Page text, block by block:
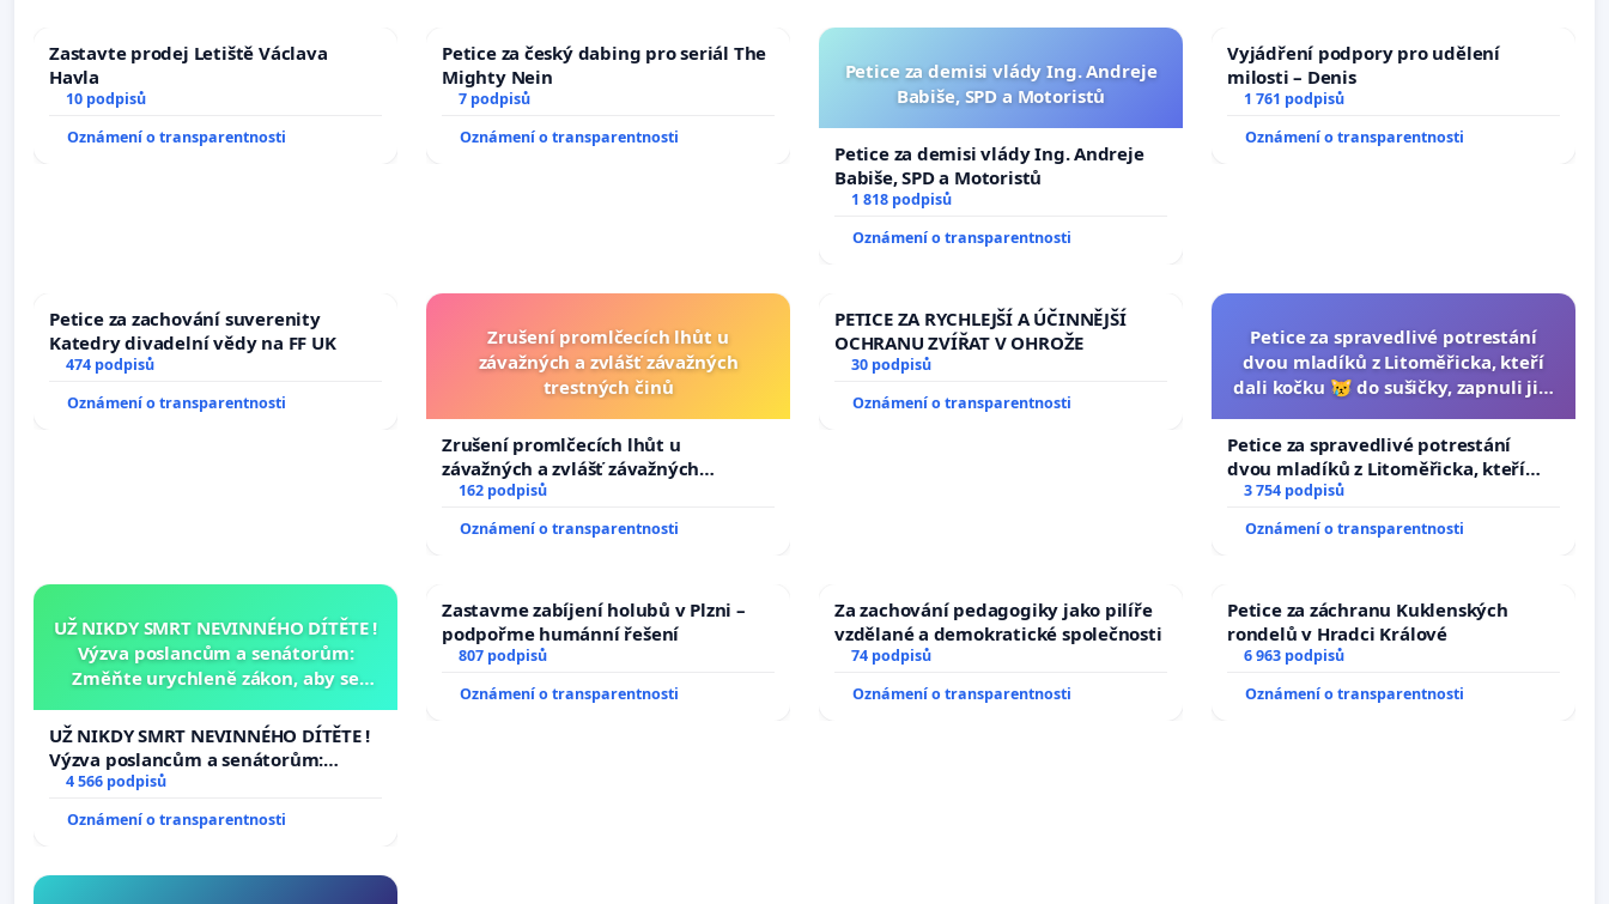
Zastavte prodej Letiště Václava
Havla
10 podpisů
Oznámení o transparentnosti
Petice za český dabing pro seriál The
Mighty Nein
7 podpisů
Oznámení o transparentnosti
Petice za demisi vlády Ing. Andreje
Babiše, SPD a Motoristů
Petice za demisi vlády Ing. Andreje
Babiše, SPD a Motoristů
1 818 podpisů
Oznámení o transparentnosti
Vyjádření podpory pro udělení
milosti – Denis
1 761 podpisů
Oznámení o transparentnosti
Petice za zachování suverenity
Katedry divadelní vědy na FF UK
474 podpisů
Oznámení o transparentnosti
Zrušení promlčecích lhůt u
závažných a zvlášť závažných
trestných činů
Zrušení promlčecích lhůt u
závažných a zvlášť závažných
trestných činů
162 podpisů
Oznámení o transparentnosti
PETICE ZA RYCHLEJŠÍ A ÚČINNĚJŠÍ
OCHRANU ZVÍŘAT V OHROŽE
30 podpisů
Oznámení o transparentnosti
Petice za spravedlivé potrestání
dvou mladíků z Litoměřicka, kteří
dali kočku 😿 do sušičky, zapnuli ji a
Petice za spravedlivé potrestání
dvou mladíků z Litoměřicka, kteří
dali kočku 😿 do sušičky, zapnuli ji a
3 754 podpisů
Oznámení o transparentnosti
UŽ NIKDY SMRT NEVINNÉHO DÍTĚTE !
Výzva poslancům a senátorům:
Změňte urychleně zákon, aby se
opakovat!
UŽ NIKDY SMRT NEVINNÉHO DÍTĚTE !
Výzva poslancům a senátorům:
Změňte urychleně zákon, aby se
opakovat!
4 566 podpisů
Oznámení o transparentnosti
Zastavme zabíjení holubů v Plzni –
podpořme humánní řešení
807 podpisů
Oznámení o transparentnosti
Za zachování pedagogiky jako pilíře
vzdělané a demokratické společnosti
74 podpisů
Oznámení o transparentnosti
Petice za záchranu Kuklenských
rondelů v Hradci Králové
6 963 podpisů
Oznámení o transparentnosti